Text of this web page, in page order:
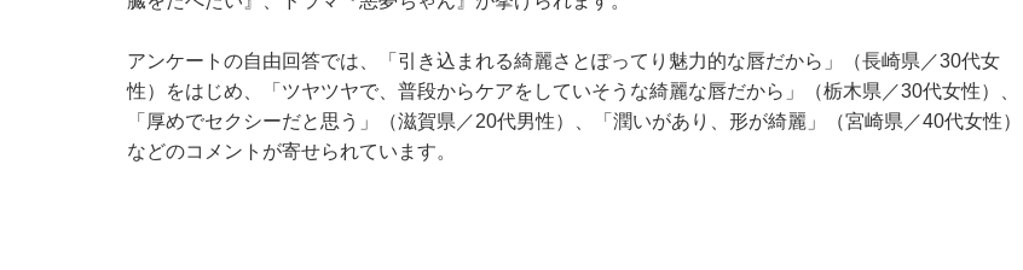
アンケートの自由回答では、「引き込まれる綺麗さとぽってり魅力的な唇だから」（長崎県／30代女
性）をはじめ、「ツヤツヤで、普段からケアをしていそうな綺麗な唇だから」（栃木県／30代女性）、
「厚めでセクシーだと思う」（滋賀県／20代男性）、「潤いがあり、形が綺麗」（宮崎県／40代女性）
などのコメントが寄せられています。